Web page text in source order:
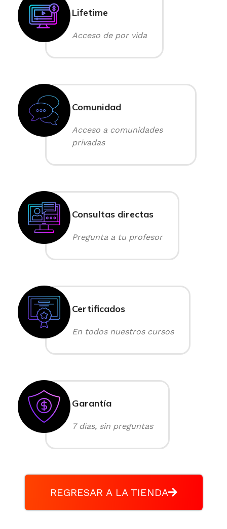
Lifetime
Acceso de por vida
Comunidad
Acceso a comunidades
privadas
Consultas directas
Pregunta a tu profesor
Certificados
En todos nuestros cursos
Garantía
7 días, sin preguntas
REGRESAR A LA TIENDA